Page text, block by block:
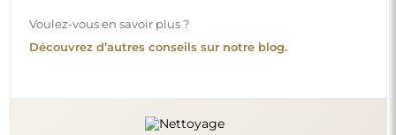
Voulez-vous en savoir plus ?
Découvrez d’autres conseils sur notre blog.